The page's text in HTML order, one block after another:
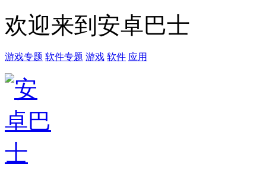
欢迎来到安卓巴士
游戏专题 软件专题 游戏 软件 应用